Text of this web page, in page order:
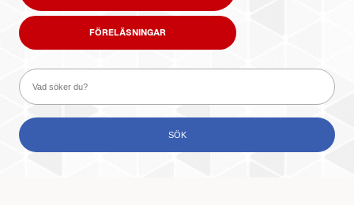
FÖRELÄSNINGAR